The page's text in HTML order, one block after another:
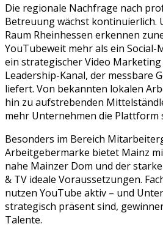
Die regionale Nachfrage nach
Betreuungwächst kontinuierlich.
Raum Rheinhessen erkennen
YouTubeweit mehr als ein Social-
ein strategischerVideo
Leadership-Kanal, der messbare
liefert. Von bekannten lokalen
hin zu aufstrebenden
mehr Unternehmen die Plattform
Besonders im Bereich
Arbeitgebermarke bietet Mainz
nahe Mainzer Dom und der
& TV ideale Voraussetzungen.
nutzen YouTube aktiv – und
strategisch präsent sind,
Talente.